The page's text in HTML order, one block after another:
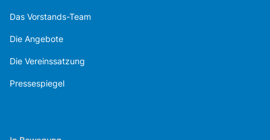
Das Vorstands-Team
Die Angebote
Die Vereinssatzung
Pressespiegel